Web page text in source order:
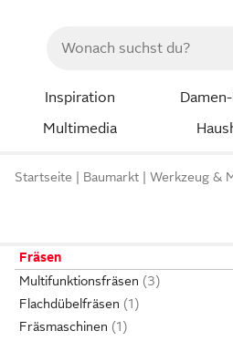
Inspiration
Multimedia
Startseite Baumarkt Werkzeug &
Fräsen
Multifunktionsfräsen
Flachdübelfräsen
Fräsmaschinen